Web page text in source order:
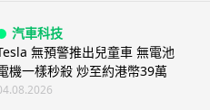
汽車科技
無預警推出兒童車 無電池
機一樣秒殺 炒至約港幣39萬